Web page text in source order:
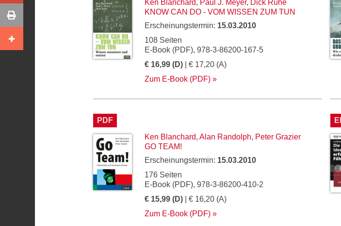
Ken Blanchard, Paul J. Meyer, Dick Ruhe
KNOW CAN DO - VOM WISSEN ZUM TUN
Erscheinungstermin: 15.03.2010
108 Seiten
E-Book (PDF), 978-3-86200-167-5
€ 16,99 (D) | € 17,20 (A)
Zum E-Book (PDF)
PDF
Ken Blanchard, Alan Randolph, Peter Grazier
GO TEAM!
Erscheinungstermin: 15.03.2010
176 Seiten
E-Book (PDF), 978-3-86200-410-2
€ 15,99 (D) | € 16,20 (A)
Zum E-Book (PDF)